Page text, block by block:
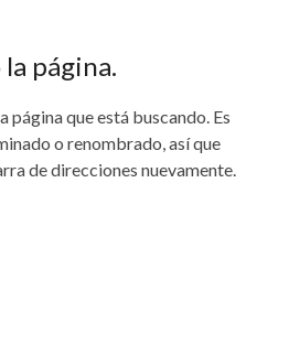
página.
que está buscando. Es
o renombrado, así que
de direcciones nuevamente.